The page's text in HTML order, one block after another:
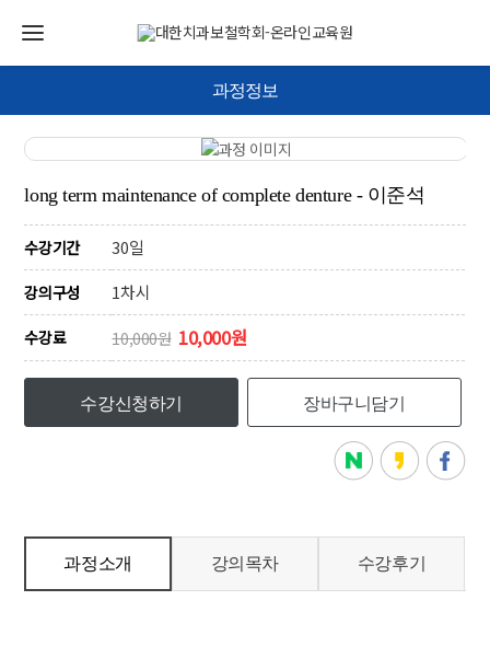
과정정보
long term maintenance of complete denture - 이준석
수강기간 30일
강의구성 1차시
수강료 10,000원 10,000원
수강신청하기 장바구니담기
과정소개 강의목차 수강후기